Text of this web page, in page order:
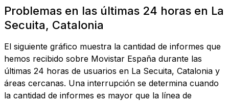
Problemas en las últimas 24 horas en La
Secuita, Catalonia
El siguiente gráfico muestra la cantidad de informes que
hemos recibido sobre Movistar España durante las
últimas 24 horas de usuarios en La Secuita, Catalonia y
áreas cercanas. Una interrupción se determina cuando
la cantidad de informes es mayor que la línea de